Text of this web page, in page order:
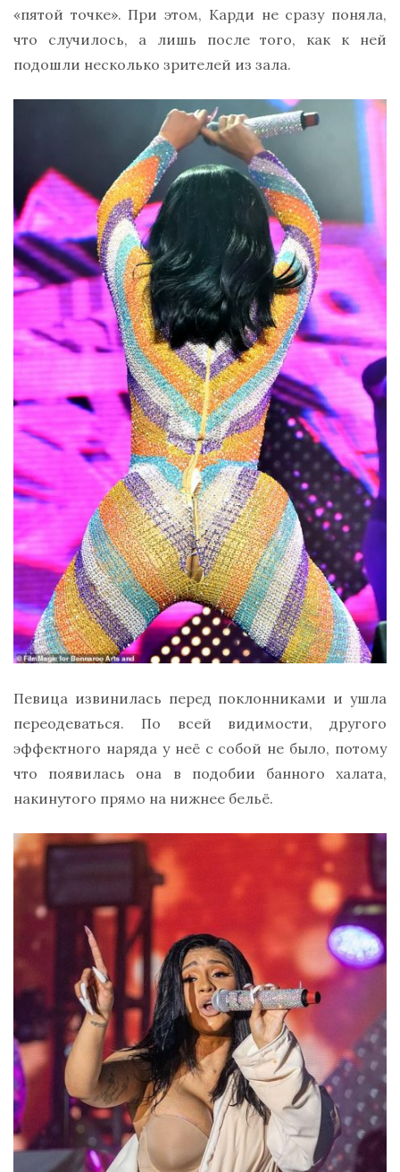
«пятой точке». При этом, Карди не сразу поняла,
что случилось, а лишь после того, как к ней
подошли несколько зрителей из зала.
Певица извинилась перед поклонниками и ушла
переодеваться. По всей видимости, другого
эффектного наряда у неё с собой не было, потому
что появилась она в подобии банного халата,
накинутого прямо на нижнее бельё.